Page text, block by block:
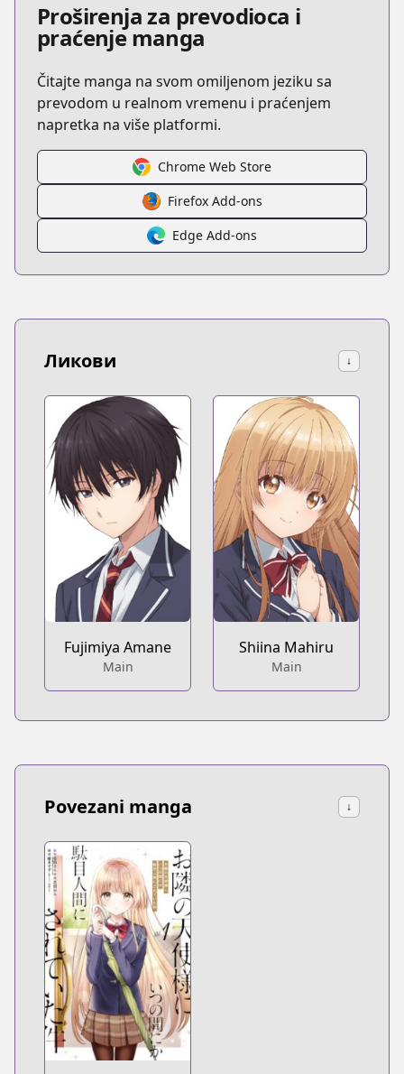
Proširenja za prevodioca i
praćenje manga
Čitajte manga na svom omiljenom jeziku sa
prevodom u realnom vremenu i praćenjem
napretka na više platformi.
Chrome Web Store
Firefox Add-ons
Edge Add-ons
Ликови ↓
Fujimiya Amane
Main
Shiina Mahiru
Main
Povezani manga ↓